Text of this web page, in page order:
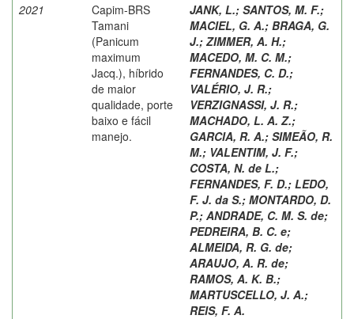
2021
Capim-BRS
Tamani
(Panicum
maximum
Jacq.), híbrido
de maior
qualidade, porte
baixo e fácil
manejo.
JANK, L.; SANTOS, M. F.;
MACIEL, G. A.; BRAGA, G.
J.; ZIMMER, A. H.;
MACEDO, M. C. M.;
FERNANDES, C. D.;
VALÉRIO, J. R.;
VERZIGNASSI, J. R.;
MACHADO, L. A. Z.;
GARCIA, R. A.; SIMEÃO, R.
M.; VALENTIM, J. F.;
COSTA, N. de L.;
FERNANDES, F. D.; LEDO,
F. J. da S.; MONTARDO, D.
P.; ANDRADE, C. M. S. de;
PEDREIRA, B. C. e;
ALMEIDA, R. G. de;
ARAUJO, A. R. de;
RAMOS, A. K. B.;
MARTUSCELLO, J. A.;
REIS, F. A.